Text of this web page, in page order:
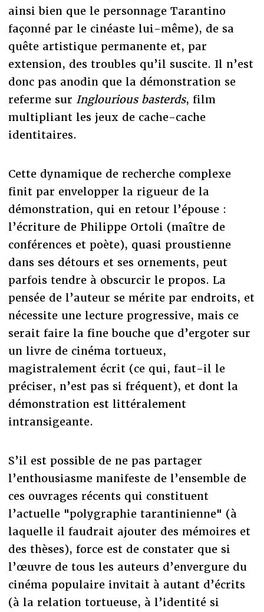
ainsi bien que le personnage Tarantino
façonné par le cinéaste lui-même), de sa
quête artistique permanente et, par
extension, des troubles qu’il suscite. Il n’est
donc pas anodin que la démonstration se
referme sur Inglourious basterds, film
multipliant les jeux de cache-cache
identitaires.
Cette dynamique de recherche complexe
finit par envelopper la rigueur de la
démonstration, qui en retour l’épouse :
l’écriture de Philippe Ortoli (maître de
conférences et poète), quasi proustienne
dans ses détours et ses ornements, peut
parfois tendre à obscurcir le propos. La
pensée de l’auteur se mérite par endroits, et
nécessite une lecture progressive, mais ce
serait faire la fine bouche que d’ergoter sur
un livre de cinéma tortueux,
magistralement écrit (ce qui, faut-il le
préciser, n’est pas si fréquent), et dont la
démonstration est littéralement
intransigeante.
S’il est possible de ne pas partager
l’enthousiasme manifeste de l’ensemble de
ces ouvrages récents qui constituent
l’actuelle "polygraphie tarantinienne" (à
laquelle il faudrait ajouter des mémoires et
des thèses), force est de constater que si
l’œuvre de tous les auteurs d’envergure du
cinéma populaire invitait à autant d’écrits
(à la relation tortueuse, à l’identité si